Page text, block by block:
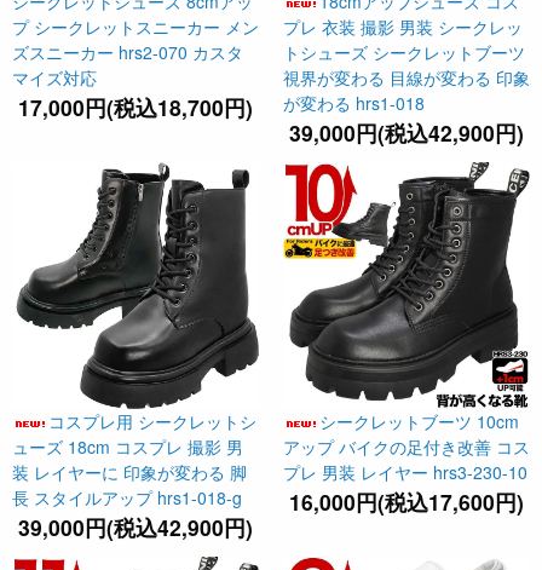
プ シークレットスニーカー メン
ズスニーカー hrs2-070 カスタ
マイズ対応
17,000円(税込18,700円)
プレ 衣装 撮影 男装 シークレッ
トシューズ シークレットブーツ
視界が変わる 目線が変わる 印象
が変わる hrs1-018
39,000円(税込42,900円)
コスプレ用 シークレットシ
ューズ 18cm コスプレ 撮影 男
装 レイヤーに 印象が変わる 脚
長 スタイルアップ hrs1-018-g
39,000円(税込42,900円)
シークレットブーツ 10cm
アップ バイクの足付き改善 コス
プレ 男装 レイヤー hrs3-230-10
16,000円(税込17,600円)